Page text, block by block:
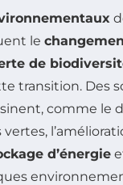
le
de
transition. Des
comme le
d’énergie